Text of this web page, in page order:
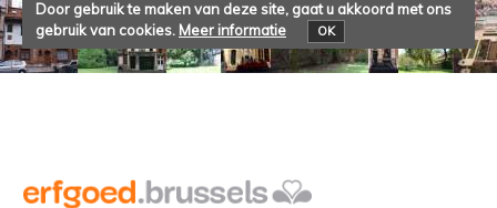
Door gebruik te maken van deze site, gaat u akkoord met ons
gebruik van cookies. Meer informatie OK